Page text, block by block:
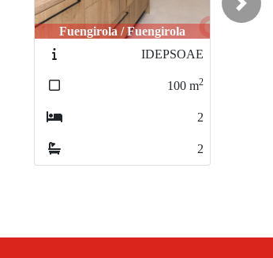
Fuengirola / Fuengirola
PSIJTF7L
95 m2
2
2
Next